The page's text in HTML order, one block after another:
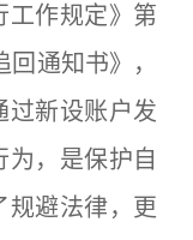
工作规定》第
通知书》，
过新设账户发
，是保护自
规避法律，更